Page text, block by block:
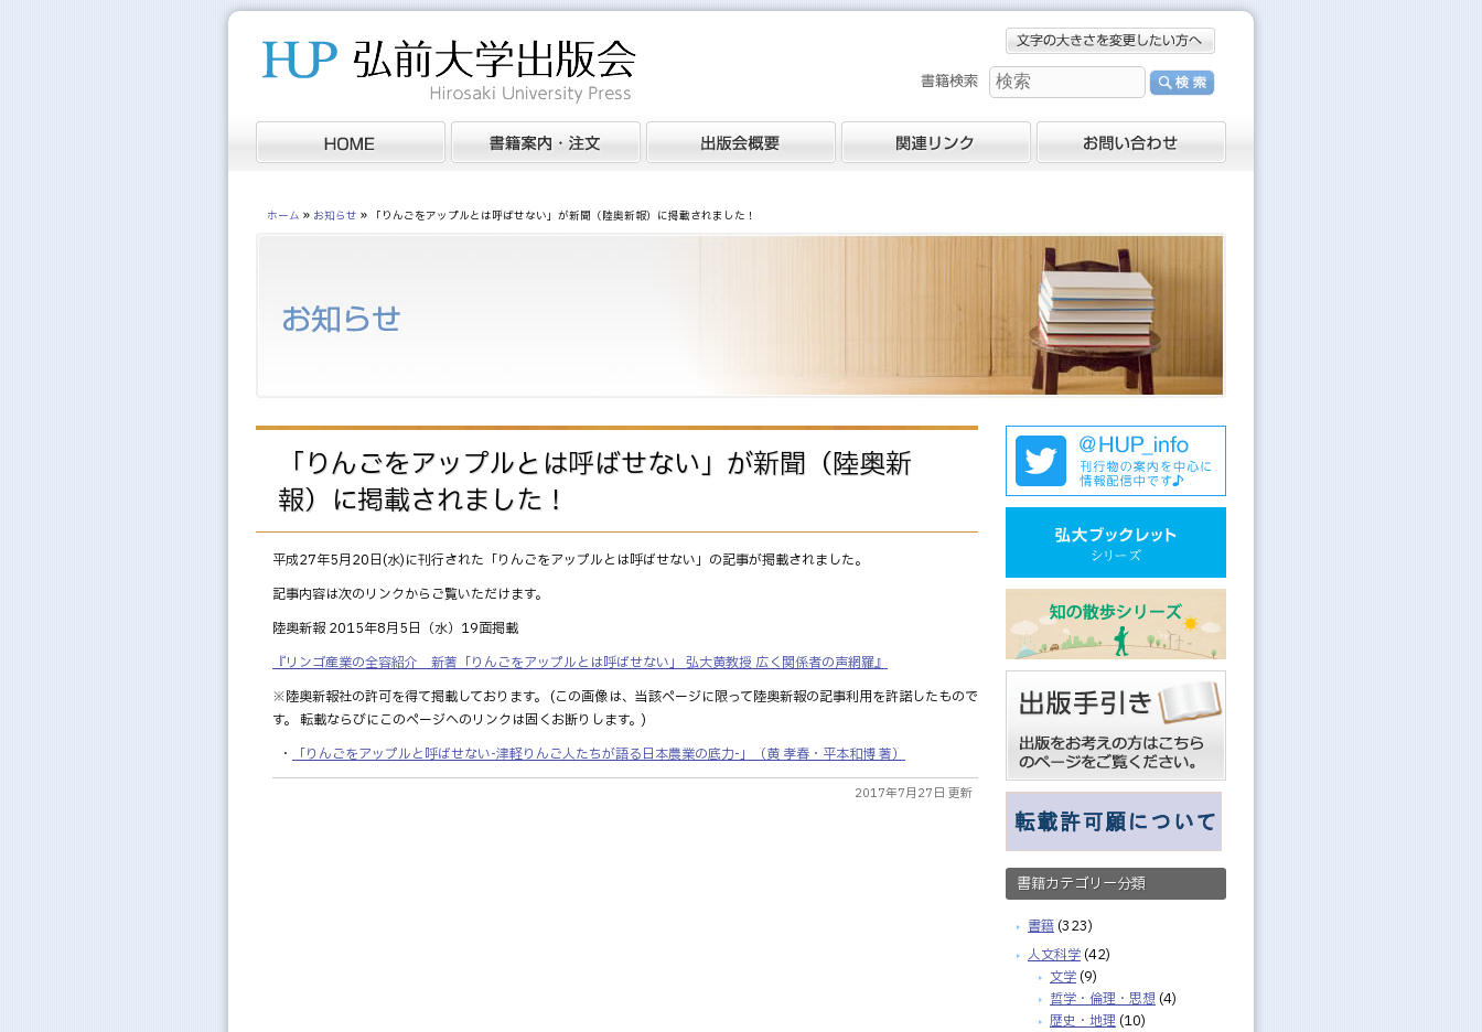
ホーム » お知らせ » 「りんごをアップルとは呼ばせない」が新聞（陸奥新報）に掲載されました！
「りんごをアップルとは呼ばせない」が新聞（陸奥新
報）に掲載されました！
平成27年5月20日(水)に刊行された「りんごをアップルとは呼ばせない」の記事が掲載されました。
記事内容は次のリンクからご覧いただけます。
陸奥新報 2015年8月5日（水）19面掲載
『リンゴ産業の全容紹介 新著「りんごをアップルとは呼ばせない」 弘大黄教授 広く関係者の声網羅』
※陸奥新報社の許可を得て掲載しております。 (この画像は、当該ページに限って陸奥新報の記事利用を許諾したもので
す。 転載ならびにこのページへのリンクは固くお断りします。)
・
「りんごをアップルと呼ばせない-津軽りんご人たちが語る日本農業の底力-」（黄 孝春・平本和博 著）
2017年7月27日 更新
書籍カテゴリー分類
書籍 (323)
人文科学 (42)
文学 (9)
哲学・倫理・思想 (4)
歴史・地理 (10)